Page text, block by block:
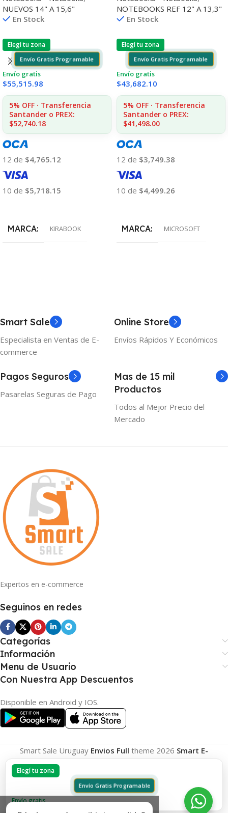
Elegí tu zona
Envío Gratis Programable
Envío gratis
NUEVOS 14" A 15,6"
En Stock
Elegí tu zona
Envío Gratis Programable
Envío gratis
$55,515.98
5% OFF · Transferencia
Santander o PREX:
$52,740.18
12 de $4,765.12
10 de $5,718.15
MARCA KIRABOOK
NOTEBOOKS REF 12" A 13,3"
En Stock
Elegí tu zona
Envío Gratis Programable
Envío gratis
$43,682.10
5% OFF · Transferencia
Santander o PREX:
$41,498.00
12 de $3,749.38
10 de $4,499.26
MARCA MICROSOFT
Smart Sale
Especialista en Ventas de E-
commerce
Online Store
Envíos Rápidos Y Económicos
Pagos Seguros
Pasarelas Seguras de Pago
Mas de 15 mil
Productos
Todos al Mejor Precio del
Mercado
Expertos en e-commerce
Seguinos en redes
Categorías
Información
Menu de Usuario
Con Nuestra App Descuentos
Disponible en Android y IOS.
Smart Sale Uruguay Envios Full theme 2026 Smart E-
Commerce.